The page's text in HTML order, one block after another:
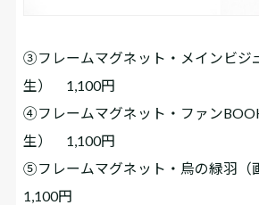
③フレームマグネット・メインビジ
生） 1,100円
④フレームマグネット・ファン
生） 1,100円
⑤フレームマグネット・烏の緑羽
1,100円